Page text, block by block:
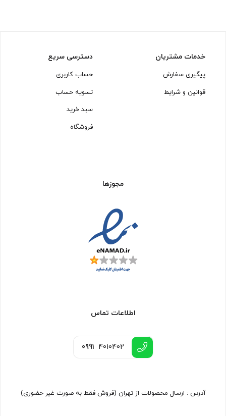
خدمات مشتریان
پیگیری سفارش
قوانین و شرایط
دسترسی سریع
حساب کاربری
تسویه حساب
سبد خرید
فروشگاه
مجوزها
اطلاعات تماس
0991 4010402
آدرس : ارسال محصولات از تهران (فروش فقط به صورت غیر حضوری)